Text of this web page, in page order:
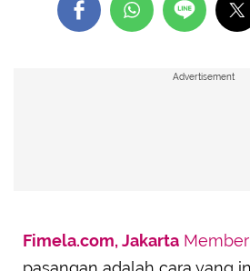
Advertisement
Fimela.com, Jakarta